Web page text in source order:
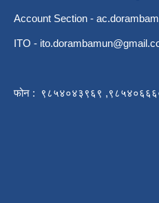
Account Section -
ITO -
फोन : ९८५४०४३९६९